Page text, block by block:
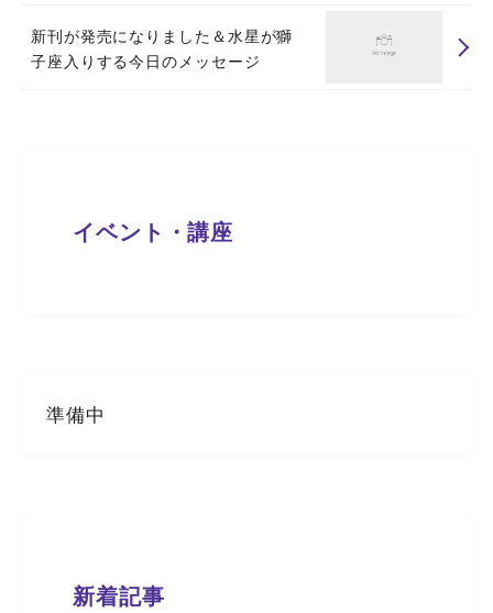
新刊が発売になりました＆水星が獅
子座入りする今日のメッセージ
イベント・講座
準備中
新着記事